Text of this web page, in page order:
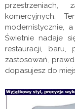
komercyjnych.
modernistycznie,
Świetnie nadaje
restauracji, baru,
zastosowań,
dopasujesz do